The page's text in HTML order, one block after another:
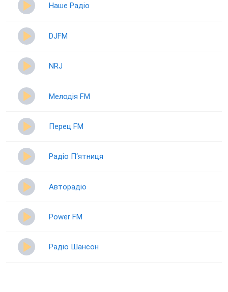
Наше Радіо
DJFM
NRJ
Мелодія FM
Перец FM
Радіо П‘ятниця
Авторадіо
Power FM
Радіо Шансон